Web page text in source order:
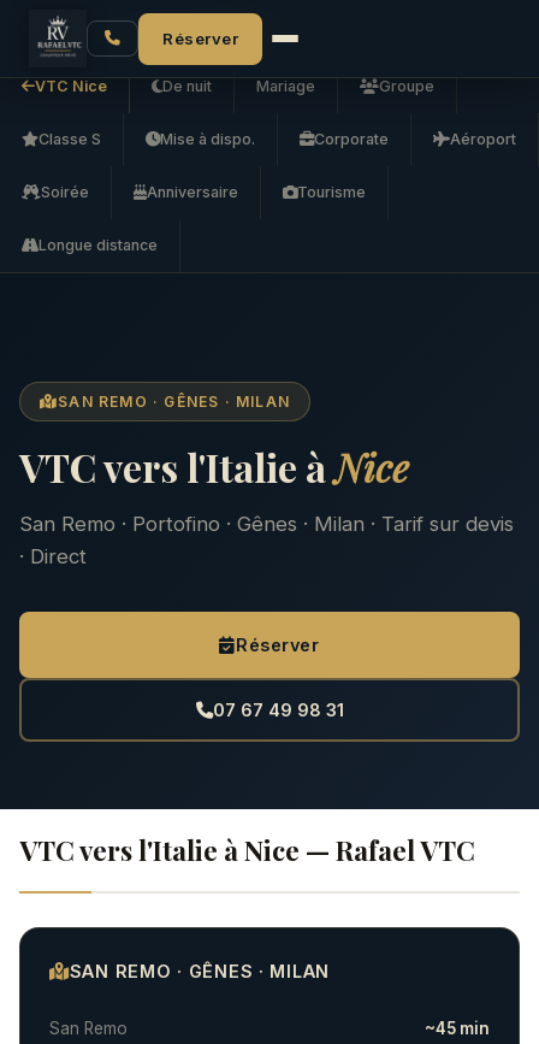
Réserver
Accueil VTC Nice VTC vers l'Italie
VTC Nice De nuit Mariage Groupe
Classe S Mise à dispo. Corporate Aéroport
Soirée Anniversaire Tourisme
Longue distance
SAN REMO · GÊNES · MILAN
VTC vers l'Italie àNice
San Remo · Portofino · Gênes · Milan · Tarif sur devis
· Direct
Réserver
07 67 49 98 31
VTC vers l'Italie à Nice — Rafael VTC
SAN REMO · GÊNES · MILAN
San Remo ~45 min